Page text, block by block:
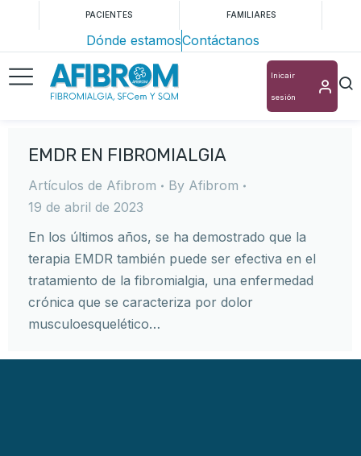
PACIENTES FAMILIARES
Dónde estamosContáctanos
Inicair
sesión
EMDR EN FIBROMIALGIA
Artículos de Afibrom By Afibrom
19 de abril de 2023
En los últimos años, se ha demostrado que la
terapia EMDR también puede ser efectiva en el
tratamiento de la fibromialgia, una enfermedad
crónica que se caracteriza por dolor
musculoesquelético…